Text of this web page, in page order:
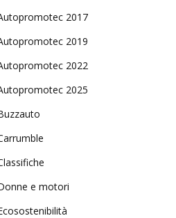
2017
2019
2022
2025
e motori